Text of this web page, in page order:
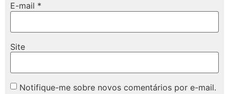
E-mail *
Site
Notifique-me sobre novos comentários por e-mail.